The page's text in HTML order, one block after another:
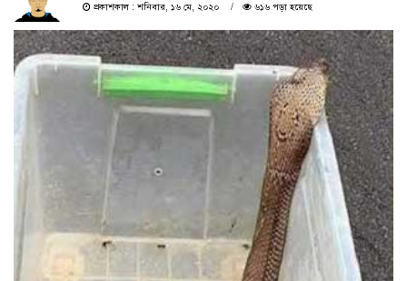
প্রকাশকাল : শনিবার, ১৬ মে, ২০২০
৬১৬ পড়া হয়েছে